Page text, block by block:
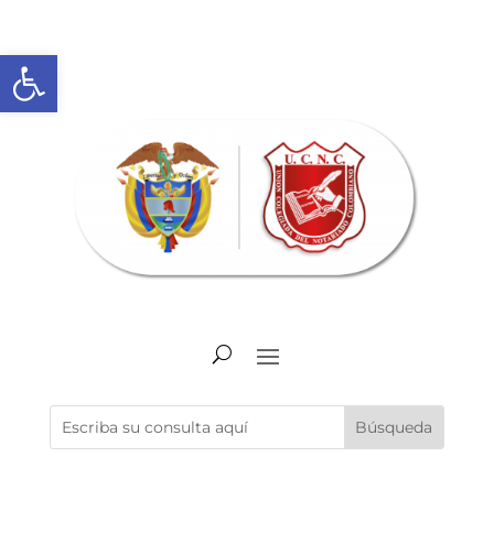
Abrir barra de herramientas